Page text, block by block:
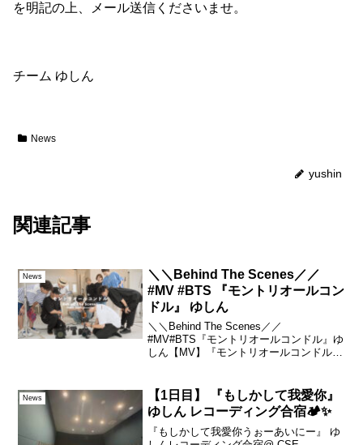
を明記の上、メール送信くださいませ。
チーム ゆしん
News
yushin
関連記事
News
＼＼Behind The Scenes／／
#MV #BTS 『モントリオールコン
ドル』 ゆしん
＼＼Behind The Scenes／／
#MV#BTS『モントリオールコンドル』ゆ
しん【MV】『モントリオールコンドル』
...
News
【1日目】 『もしかして我愛你』
ゆしん レコーディング合宿🏕️✨
『もしかして我愛你うぉーあいにー』 ゆ